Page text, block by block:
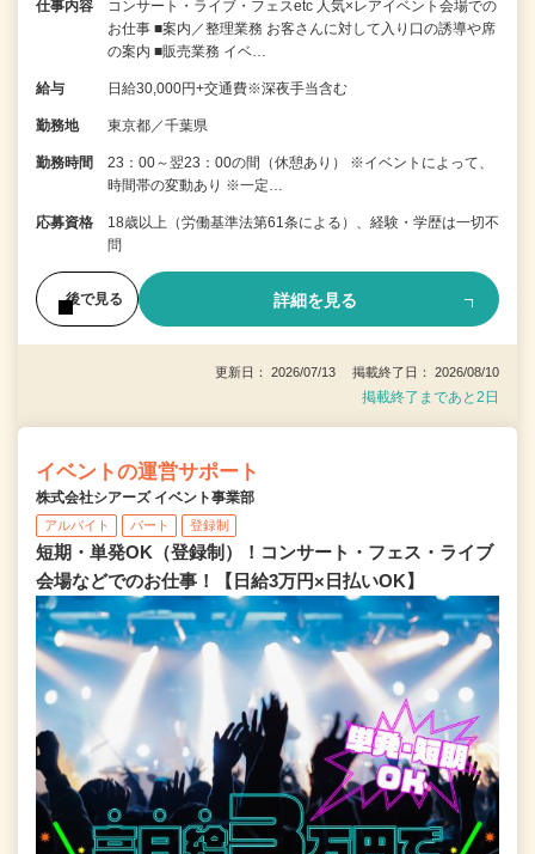
仕事内容
コンサート・ライブ・フェスetc 人気×レアイベント会場での
お仕事 ■案内／整理業務 お客さんに対して入り口の誘導や席
の案内 ■販売業務 イベ…
給与 日給30,000円+交通費※深夜手当含む
勤務地 東京都／千葉県
勤務時間
23：00～翌23：00の間（休憩あり） ※イベントによって、
時間帯の変動あり ※一定…
応募資格
18歳以上（労働基準法第61条による）、経験・学歴は一切不
問
後で見る 詳細を見る
更新日： 2026/07/13 掲載終了日： 2026/08/10
掲載終了まであと2日
イベントの運営サポート
株式会社シアーズ イベント事業部
アルバイト パート 登録制
短期・単発OK（登録制）！コンサート・フェス・ライブ
会場などでのお仕事！【日給3万円×日払いOK】